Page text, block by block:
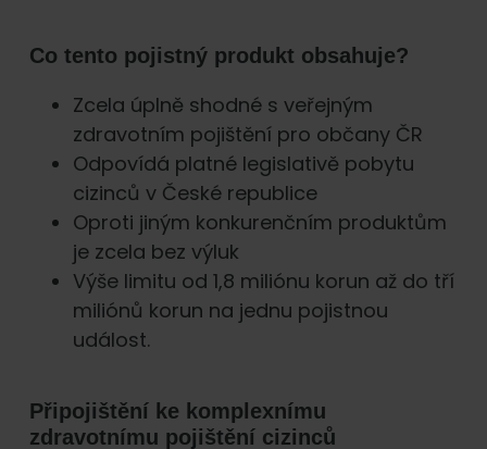
Co tento pojistný produkt obsahuje?
Zcela úplně shodné s veřejným
zdravotním pojištění pro občany ČR
Odpovídá platné legislativě pobytu
cizinců v České republice
Oproti jiným konkurenčním produktům
je zcela bez výluk
Výše limitu od 1,8 miliónu korun až do tří
miliónů korun na jednu pojistnou
událost.
Připojištění ke komplexnímu
zdravotnímu pojištění cizinců